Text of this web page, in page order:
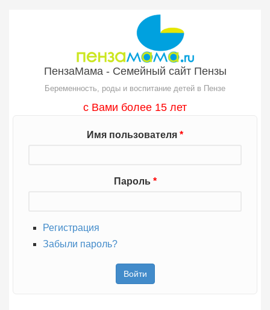
ПензаМама - Семейный сайт Пензы
Беременность, роды и воспитание детей в Пензе
с Вами более 15 лет
Имя пользователя *
Пароль *
Регистрация
Забыли пароль?